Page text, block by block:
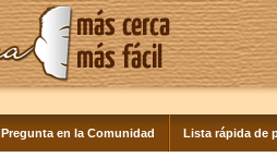
Pregunta en la Comunidad Lista rápida de